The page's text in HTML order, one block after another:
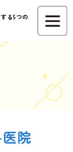
る5つの
院